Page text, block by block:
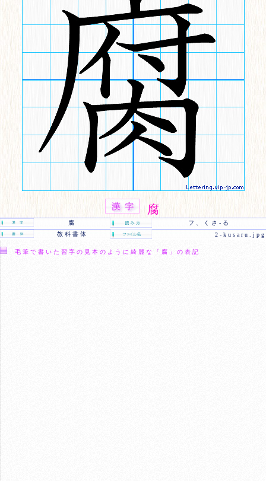
腐
腐
フ、くさ-る
教科書体
2-kusaru.jpg
毛筆で書いた習字の見本のように綺麗な「腐」の表記